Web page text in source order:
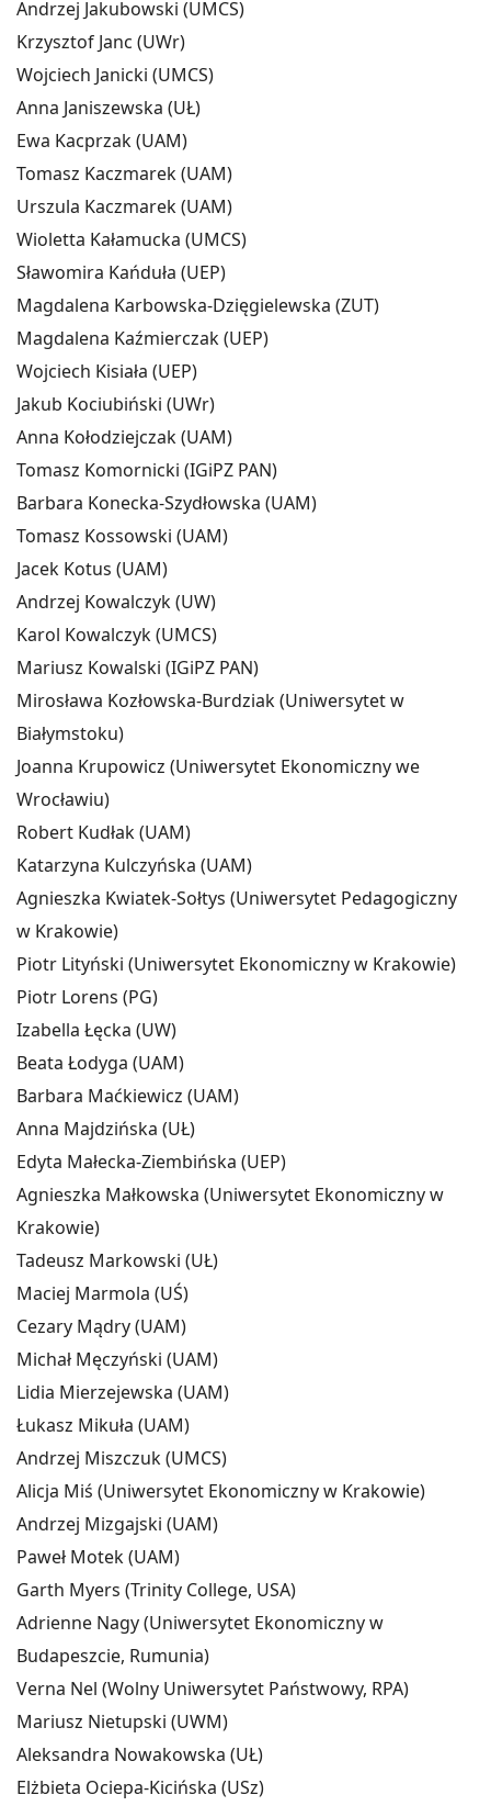
Andrzej Jakubowski (UMCS)
Krzysztof Janc (UWr)
Wojciech Janicki (UMCS)
Anna Janiszewska (UŁ)
Ewa Kacprzak (UAM)
Tomasz Kaczmarek (UAM)
Urszula Kaczmarek (UAM)
Wioletta Kałamucka (UMCS)
Sławomira Kańduła (UEP)
Magdalena Karbowska-Dzięgielewska (ZUT)
Magdalena Kaźmierczak (UEP)
Wojciech Kisiała (UEP)
Jakub Kociubiński (UWr)
Anna Kołodziejczak (UAM)
Tomasz Komornicki (IGiPZ PAN)
Barbara Konecka-Szydłowska (UAM)
Tomasz Kossowski (UAM)
Jacek Kotus (UAM)
Andrzej Kowalczyk (UW)
Karol Kowalczyk (UMCS)
Mariusz Kowalski (IGiPZ PAN)
Mirosława Kozłowska-Burdziak (Uniwersytet w
Białymstoku)
Joanna Krupowicz (Uniwersytet Ekonomiczny we
Wrocławiu)
Robert Kudłak (UAM)
Katarzyna Kulczyńska (UAM)
Agnieszka Kwiatek-Sołtys (Uniwersytet Pedagogiczny
w Krakowie)
Piotr Lityński (Uniwersytet Ekonomiczny w Krakowie)
Piotr Lorens (PG)
Izabella Łęcka (UW)
Beata Łodyga (UAM)
Barbara Maćkiewicz (UAM)
Anna Majdzińska (UŁ)
Edyta Małecka-Ziembińska (UEP)
Agnieszka Małkowska (Uniwersytet Ekonomiczny w
Krakowie)
Tadeusz Markowski (UŁ)
Maciej Marmola (UŚ)
Cezary Mądry (UAM)
Michał Męczyński (UAM)
Lidia Mierzejewska (UAM)
Łukasz Mikuła (UAM)
Andrzej Miszczuk (UMCS)
Alicja Miś (Uniwersytet Ekonomiczny w Krakowie)
Andrzej Mizgajski (UAM)
Paweł Motek (UAM)
Garth Myers (Trinity College, USA)
Adrienne Nagy (Uniwersytet Ekonomiczny w
Budapeszcie, Rumunia)
Verna Nel (Wolny Uniwersytet Państwowy, RPA)
Mariusz Nietupski (UWM)
Aleksandra Nowakowska (UŁ)
Elżbieta Ociepa-Kicińska (USz)